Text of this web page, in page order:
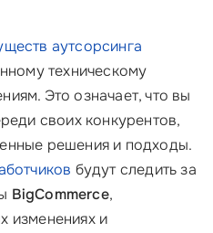
аутсорсинга
техническому
Это означает, что вы
своих конкурентов,
решения и подходы.
будут следить за
BigCommerce,
изменениях и